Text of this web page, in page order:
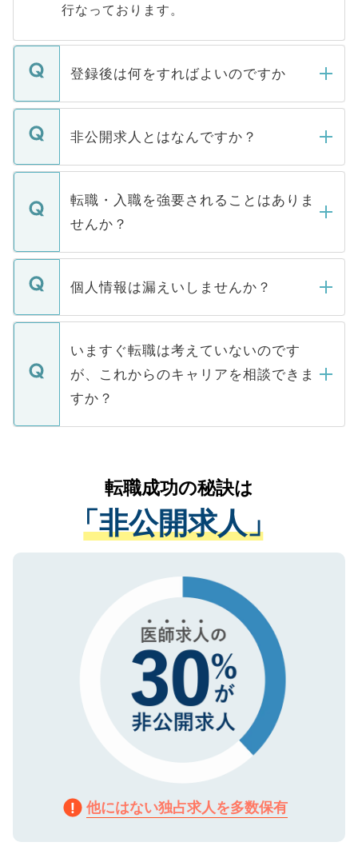
行なっております。
登録後は何をすればよいのですか
ご登録いただきましたら、弊社担当者がご
登録内容を確認し、その後メールもしくは
ます。通常、5営業日以内にはご連絡をせて
いただきますので、しばらくお待ちくださ
非公開求人とはなんですか？
マイナビDOCTORで取り扱っている求人の
うち約3割は、Webサイトからご覧いただ
けない「非公開求人」です。非公開求人は
下記の理由によって、一般には公開してい
ません。
■応募殺到を避けるため 人気のある医療機
関を公にしてしまうと、応募が殺到する場
に、医療機関が求める条件に合った人材の
みを人材紹介会社に依頼するケースが増え
ています。
転職・入職を強要されることはありま
せんか？
転職・入職を強要することは一切ありませ
ん。また、仮に応募先から内定をいただい
定を承諾する必要はありません。内定先へ
の辞退の連絡はキャリアパートナーが行い
個人情報は漏えいしませんか？
個人情報が漏えいすることはありませんの
で、ご安心ください。当サイトからの登録
などで収集したご登録者様の個人情報は、
ご本人のキャリアアップおよび転職活動の
支援を目的に使用いたします。お預かりし
ているすべての個人データはご本人の許可
は、個人情報の取り扱いについての厳密な
管理基準を満たした事業者のみに付与され
る、プライバシーマークを取得済みです。
で、機密保持に関してもご安心ください。
いますぐ転職は考えていないのです
が、これからのキャリアを相談できま
すか？
かがいして、現在の医療機関の状況や紹介
経験をまじえながら、適切なアドバイスを
させていただきます。すぐにご転職をされ
ない方には、長期的なサポートが可能です
ので、まずはご登録ください。
転職成功の秘訣は
「非公開求人」
他にはない独占求人を多数保有